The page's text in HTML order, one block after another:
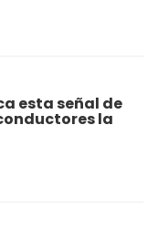
esta señal de
la